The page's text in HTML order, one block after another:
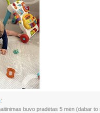
:
buvo pradėtas 5 mėn (dabar